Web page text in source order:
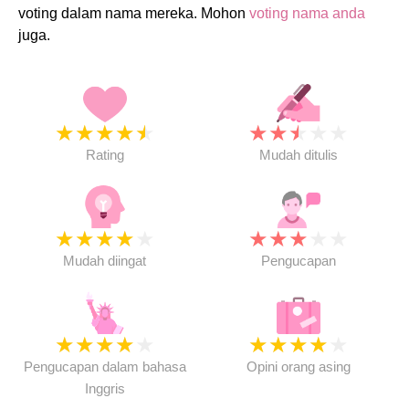
voting dalam nama mereka. Mohon voting nama anda
juga.
★★★★★
Rating
★★★
Mudah ditulis
★★★★
Mudah diingat
★★★
Pengucapan
★★★★
Pengucapan dalam bahasa
Inggris
★★★★
Opini orang asing